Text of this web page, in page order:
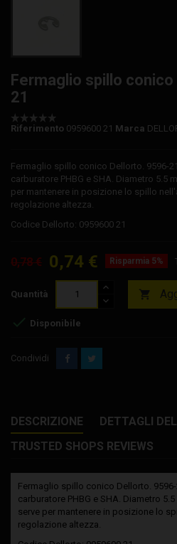
Fermaglio spillo
21
Riferimento 0959600 21 Marca
Fermaglio spillo conico Dellorto. 9596-
carburatore PHBG e SHA. Diametro 5.5
per mantenere in posizione lo spillo
regolazione altezza.
Codice Dellorto: 0959600 21
0,78 € 0,74 € Risparmia 5%
Quantità 
 Disponibile
Condividi
DESCRIZIONE
DETTAGLI
TRUSTED SHOPS REVIEWS
Fermaglio spillo conico Dellorto.
carburatore PHBG e SHA. Diametro
serve per mantenere in posizione lo
regolazione altezza.